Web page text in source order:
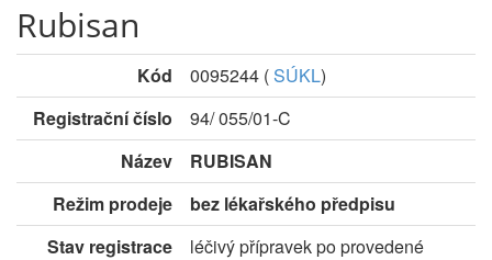
Rubisan
Kód 0095244 (SÚKL)
Registrační číslo
94/ 055/01-C
Název
RUBISAN
Režim prodeje
bez lékařského předpisu
Stav registrace
léčivý přípravek po provedené